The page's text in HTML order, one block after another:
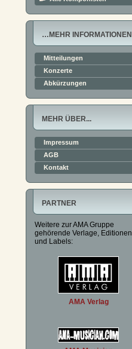
…MEHR INFORMATIONEN
Mitteilungen
Konzerte
Abkürzungen
MEHR ÜBER...
Impressum
AGB
Kontakt
PARTNER
Weitere zur AMA Gruppe
gehörende Verlage, Editionen
und Labels:
AMA Verlag